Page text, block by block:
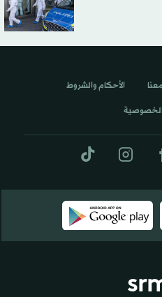
الأحكام والشروط